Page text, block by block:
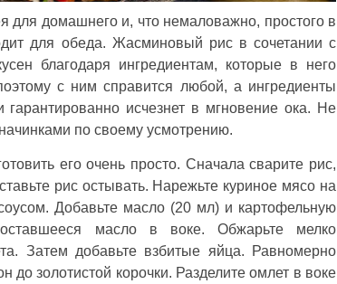
домашнего и, что немаловажно, простого в
для обеда. Жасминовый рис в сочетании с
благодаря ингредиентам, которые в него
с ним справится любой, а ингредиенты
исчезнет в мгновение ока. Не
по своему усмотрению.
его очень просто. Сначала сварите рис,
рис остывать. Нарежьте куриное мясо на
Добавьте масло (20 мл) и картофельную
масло в воке. Обжарьте мелко
Затем добавьте взбитые яйца. Равномерно
до золотистой корочки. Разделите омлет в воке